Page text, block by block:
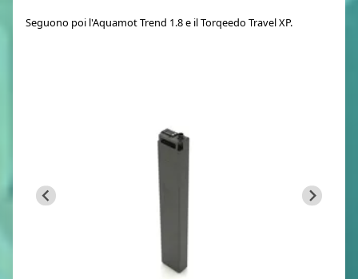
Seguono poi l'Aquamot Trend 1.8 e il Torqeedo Travel XP.